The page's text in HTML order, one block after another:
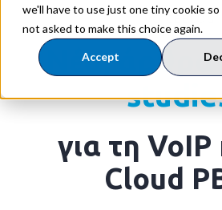
we'll have to use just one tiny cookie
not asked to make this choice again.
Accept
VOICEBLOG
Νέα, άρθρα
για τη VoIP
Cloud